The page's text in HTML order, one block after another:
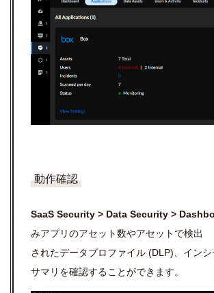
動作確認
SaaS Security > Data Security >
みアプリのアセット数やアセットで検出
されたデータプロファイル (DLP)、イン
サマリを確認することができます。